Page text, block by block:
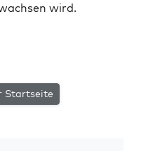
wird.
Startseite